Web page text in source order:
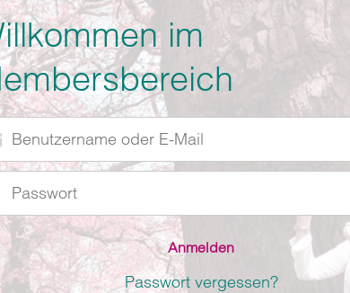
im
Passwort vergessen?